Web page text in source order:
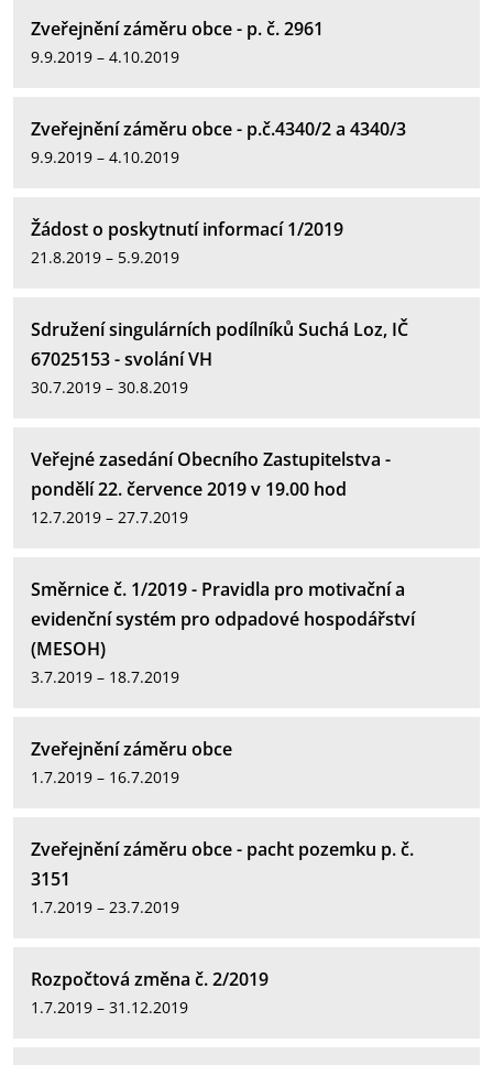
Zveřejnění záměru obce - p. č. 2961
9.9.2019 – 4.10.2019
Zveřejnění záměru obce - p.č.4340/2 a 4340/3
9.9.2019 – 4.10.2019
Žádost o poskytnutí informací 1/2019
21.8.2019 – 5.9.2019
Sdružení singulárních podílníků Suchá Loz, IČ
67025153 - svolání VH
30.7.2019 – 30.8.2019
Veřejné zasedání Obecního Zastupitelstva -
pondělí 22. července 2019 v 19.00 hod
12.7.2019 – 27.7.2019
Směrnice č. 1/2019 - Pravidla pro motivační a
evidenční systém pro odpadové hospodářství
(MESOH)
3.7.2019 – 18.7.2019
Zveřejnění záměru obce
1.7.2019 – 16.7.2019
Zveřejnění záměru obce - pacht pozemku p. č.
3151
1.7.2019 – 23.7.2019
Rozpočtová změna č. 2/2019
1.7.2019 – 31.12.2019